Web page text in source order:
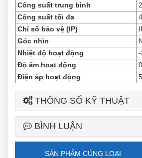
Công suất trung bình
Công suất tối đa
Chỉ số bảo vệ (IP)
Góc nhìn
Nhiệt độ hoạt động
-
Độ ẩm hoạt động
Điện áp hoạt động
THÔNG SỐ KỸ THUẬT
BÌNH LUẬN
SẢN PHẨM CÙNG LOẠI